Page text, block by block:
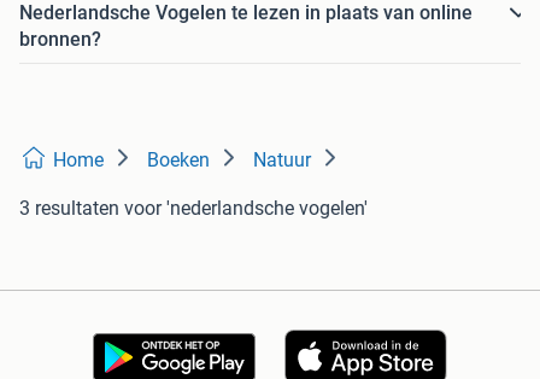
Nederlandsche Vogelen te lezen in plaats van online
bronnen?
Home Boeken Natuur
3 resultaten voor 'nederlandsche vogelen'